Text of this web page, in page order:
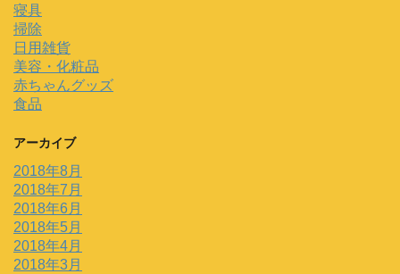
寝具
掃除
日用雑貨
美容・化粧品
赤ちゃんグッズ
食品
アーカイブ
2018年8月
2018年7月
2018年6月
2018年5月
2018年4月
2018年3月